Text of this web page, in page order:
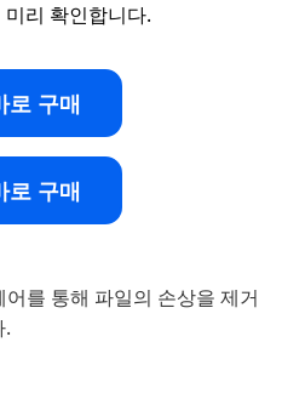
리 확인합니다.
로 구매
로 구매
를 통해 파일의 손상을 제거
.